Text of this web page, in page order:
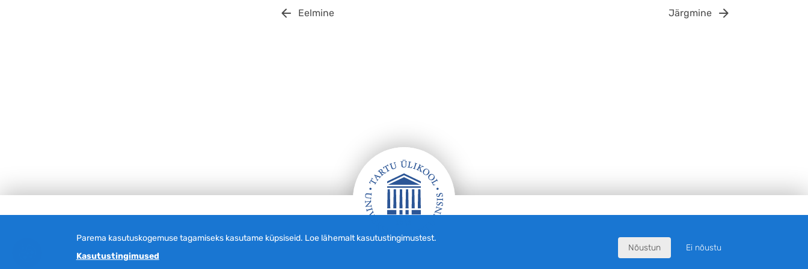
Eelmine Järgmine
Parema kasutuskogemuse tagamiseks kasutame küpsiseid. Loe lähemalt kasutustingimustest.
Kasutustingimused
Nõustun Ei nõustu